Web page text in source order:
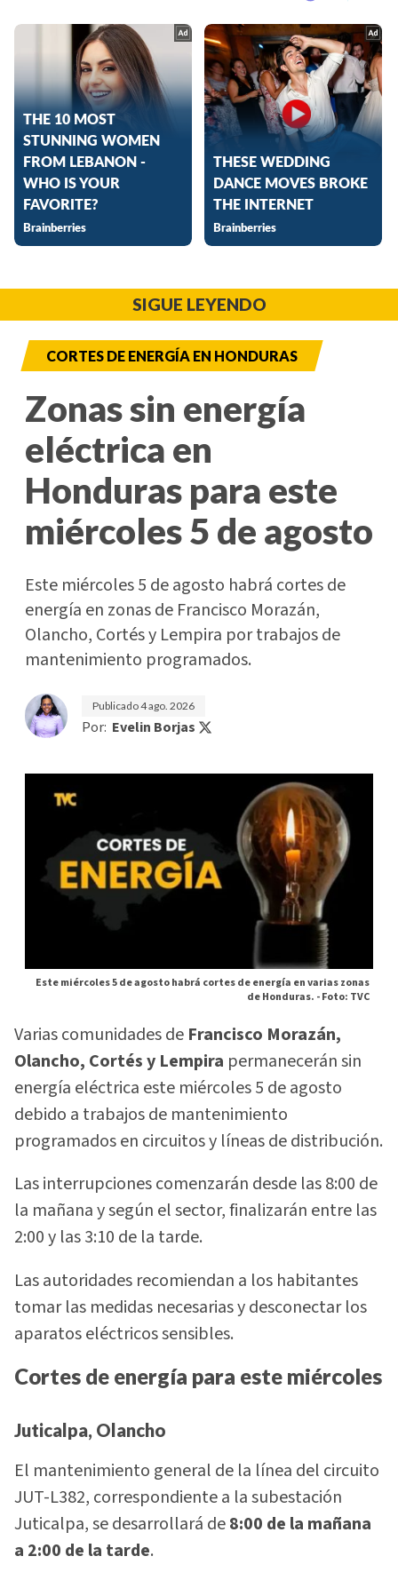
SIGUE LEYENDO
CORTES DE ENERGÍA EN HONDURAS
Zonas sin energía
eléctrica en
Honduras para este
miércoles 5 de agosto
Este miércoles 5 de agosto habrá cortes de
energía en zonas de Francisco Morazán,
Olancho, Cortés y Lempira por trabajos de
mantenimiento programados.
Publicado4 ago. 2026
Por: Evelin Borjas
Este miércoles 5 de agosto habrá cortes de energía en varias zonas
de Honduras. -Foto: TVC
Varias comunidades de Francisco Morazán,
Olancho, Cortés y Lempira permanecerán sin
energía eléctrica este miércoles 5 de agosto
debido a trabajos de mantenimiento
programados en circuitos y líneas de distribución.
Las interrupciones comenzarán desde las 8:00 de
la mañana y según el sector, finalizarán entre las
2:00 y las 3:10 de la tarde.
Las autoridades recomiendan a los habitantes
tomar las medidas necesarias y desconectar los
aparatos eléctricos sensibles.
Cortes de energía para este miércoles
Juticalpa, Olancho
El mantenimiento general de la línea del circuito
JUT-L382, correspondiente a la subestación
Juticalpa, se desarrollará de8:00 de la mañana
a 2:00 de la tarde.